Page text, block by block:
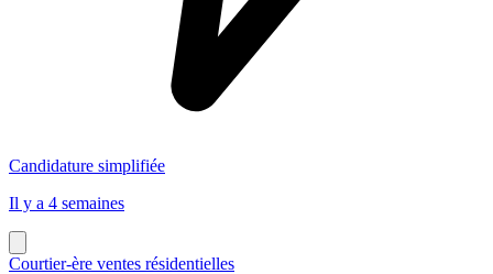
Candidature simplifiée
Il y a 4 semaines
Courtier-ère ventes résidentielles